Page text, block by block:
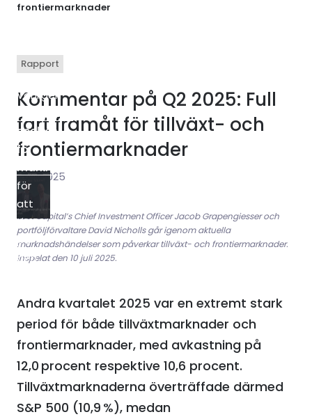
frontiermarknader
Rapport
Kommentar på Q2 2025: Full
fart framåt för tillväxt- och
frontiermarknader
7 juli 2025
Vänligen
acceptera
cookies
för
marknadsföring
för
att
titta
på
den
East Capital’s Chief Investment Officer Jacob Grapengiesser och
portföljförvaltare David Nicholls går igenom aktuella
marknadshändelser som påverkar tillväxt- och frontiermarknader.
Inspelat den 10 juli 2025.
Andra kvartalet 2025 var en extremt stark
period för både tillväxtmarknader och
frontiermarknader, med avkastning på
12,0 procent respektive 10,6 procent.
Tillväxtmarknaderna överträffade därmed
S&P 500 (10,9 %), medan